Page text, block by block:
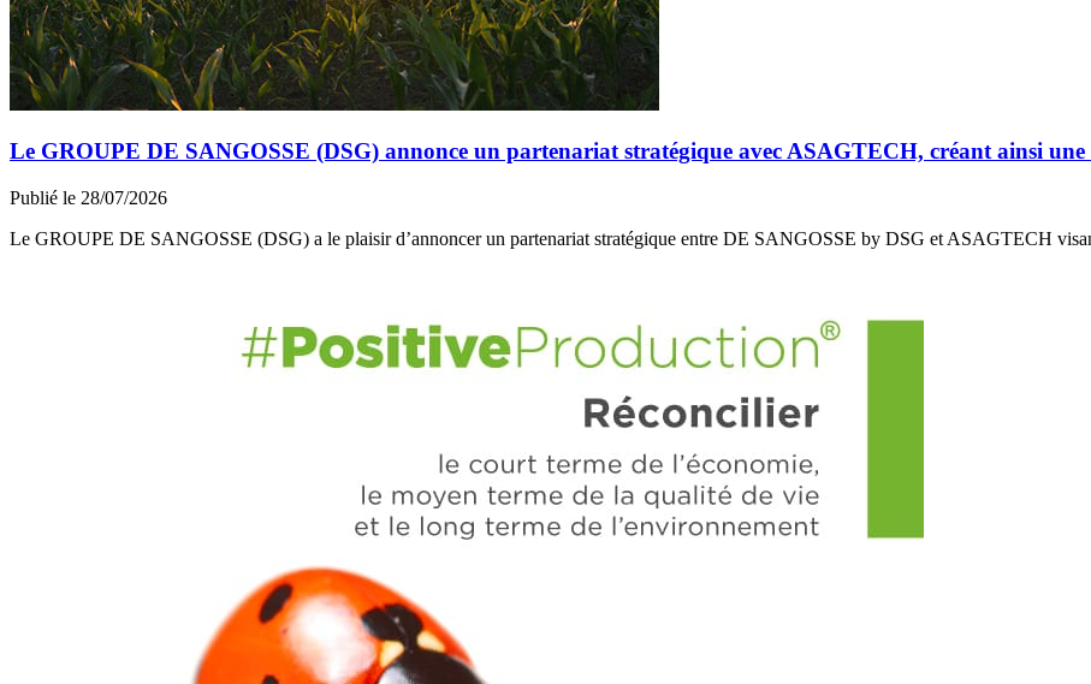
Le GROUPE DE SANGOSSE (DSG) annonce un partenariat stratégique avec ASAGTECH, créant ainsi
Publié le 28/07/2026
Le GROUPE DE SANGOSSE (DSG) a le plaisir d’annoncer un partenariat stratégique entre DE SANGOSSE by DSG et ASAGTECH